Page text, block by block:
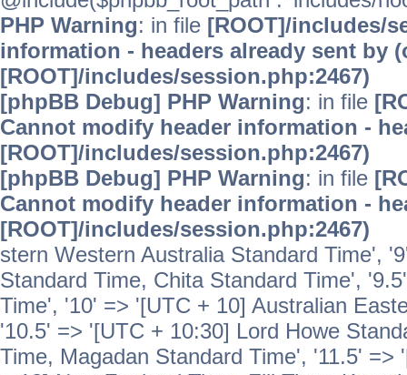
PHP Warning: in file [ROOT]/includes/
information - headers already sent by
[ROOT]/includes/session.php:2467)
[phpBB Debug] PHP Warning: in file
Cannot modify header information -
[ROOT]/includes/session.php:2467)
[phpBB Debug] PHP Warning: in file
Cannot modify header information -
[ROOT]/includes/session.php:2467)
stern Western Australia Standard Time',
Standard Time, Chita Standard Time',
Time', '10' => '[UTC + 10] Australian
'10.5' => '[UTC + 10:30] Lord Howe
Time, Magadan Standard Time', '11.5'